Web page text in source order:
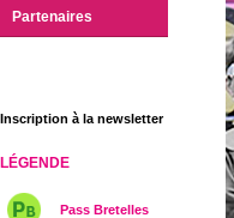
Partenaires
Inscription à la newsletter
LÉGENDE
Pass Bretelles